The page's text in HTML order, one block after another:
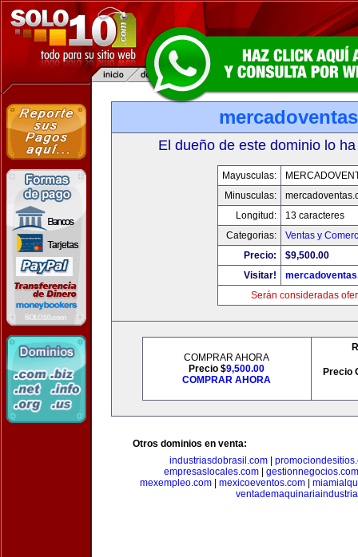
El dueño de este dominio lo
Mayusculas:
Minusculas:
Longitud:
13 caracteres
Categorias:
Ventas y
Precio:
$9,500.00
Visitar!
Serán consideradas
COMPRAR AHORA
Precio $9,500.00
COMPRAR AHORA
Precio
Otros dominios en venta:
industriasdobrasil.com|
empresaslocales.com| gestionnegocios.com
mexempleo.com| mexicoeventos.com|